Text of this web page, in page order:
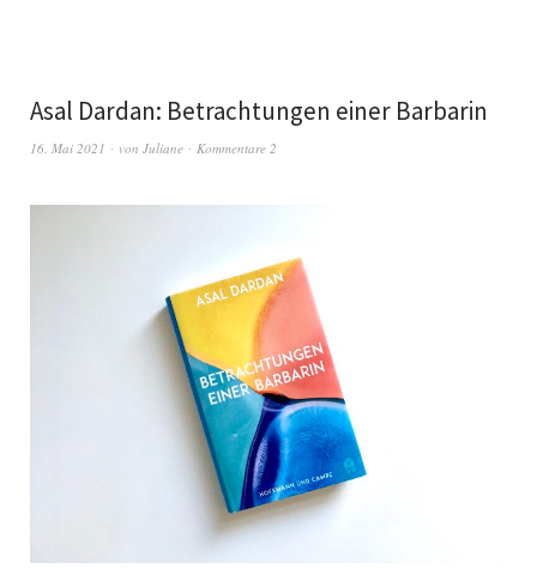
Asal Dardan: Betrachtungen einer Barbarin
16. Mai 2021 von Juliane Kommentare 2